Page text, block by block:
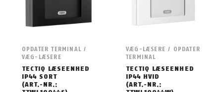
OPDATER TERMINAL /
VÆG-LÆSERE
TECTIQ LÆSEENHED
IP44 SORT
(ART.-NR.:
VÆG-LÆSERE / OPDATER
TERMINAL
TECTIQ LÆSEENHED
IP44 HVID
(ART.-NR.: